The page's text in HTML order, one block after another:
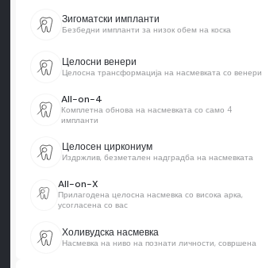
Зигоматски импланти
Безбедни импланти за низок обем на коска
Целосни венери
Целосна трансформација на насмевката со венери
All-on-4
Комплетна обнова на насмевката со само 4
импланти
Целосен циркониум
Издржлив, безметален надградба на насмевката
All-on-X
Прилагодена целосна насмевка со висока арка,
усогласена со вас
Холивудска насмевка
Насмевка на ниво на познати личности, совршена